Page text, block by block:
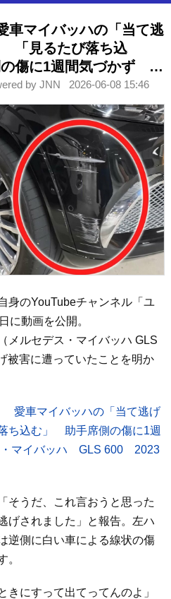
車マイバッハの「当て逃
「見るたび落ち込
傷に1週間気づかず 【
イバッハ GLS 600
by JNN 2026-06-08 15:46
身のYouTubeチャンネル「ユ
に動画を公開。
メルセデス・マイバッハ GLS
被害に遭っていたことを明か
愛車マイバッハの「当て逃げ
ち込む」 助手席側の傷に1週
マイバッハ GLS 600 2023
そうだ、これ言おうと思った
げされました」と報告。左ハ
逆側に白い車による線状の傷
。
きにすって出てってんのよ」